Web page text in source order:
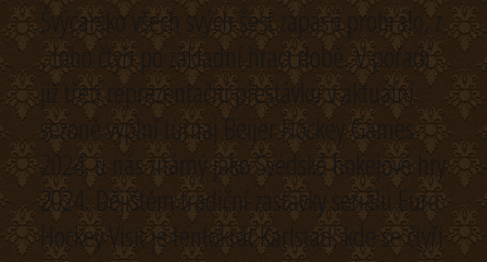
Švýcarsko všech svých šest zápasů prohrálo, z
. toho čtyři po základní hrací době. V pořadí
již třetí reprezentační přestávku v aktuální
sezoně vyplní turnaj Beijer Hockey Games
2024, u nás známý jako Švédské hokejové hry
2024. Dějištěm tradiční zastávky seriálu Euro
Hockey Visit je tentokrát Karlstad, kde se čtyři